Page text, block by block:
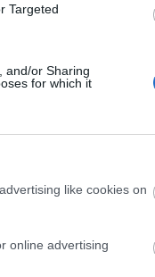
Targeted
and/or Sharing
for which it
like cookies on
online advertising
Classics Ski